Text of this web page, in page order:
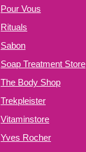
Pour Vous
Rituals
Sabon
Soap Treatment Store
The Body Shop
Trekpleister
Vitaminstore
Yves Rocher